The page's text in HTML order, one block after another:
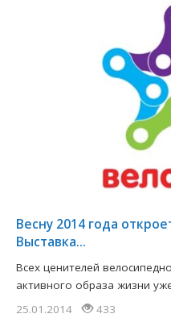
Весну 2014 года
Выставка...
Всех ценителей
активного образа жизни
25.01.2014
433